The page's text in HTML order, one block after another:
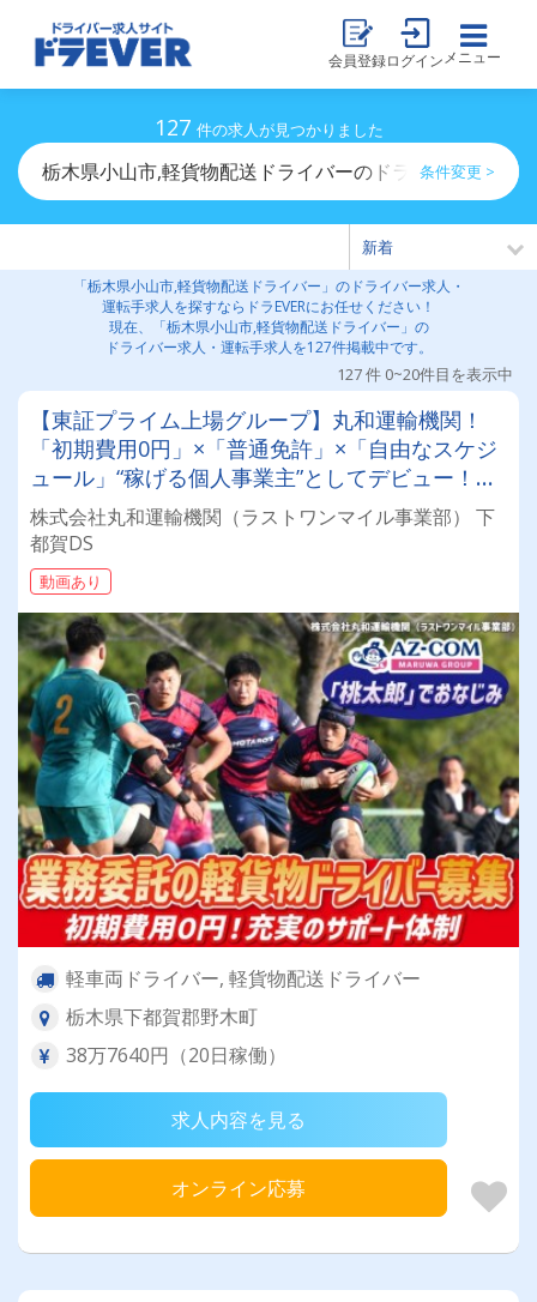
会員登録ログイン メニュー
127 件の求人が見つかりました
栃木県小山市,軽貨物配送ドライバーのドライバー求人・
条件変更 >
「栃木県小山市,軽貨物配送ドライバー」のドライバー求人・
運転手求人を探すならドラEVERにお任せください！
現在、「栃木県小山市,軽貨物配送ドライバー」の
ドライバー求人・運転手求人を127件掲載中です。
127 件 0~20件目を表示中
【東証プライム上場グループ】丸和運輸機関！
「初期費用0円」×「普通免許」×「自由なスケジ
ュール」“稼げる個人事業主”としてデビュー！確
定申告など充実のサポート体制も♪
株式会社丸和運輸機関（ラストワンマイル事業部） 下
都賀DS
動画あり
軽車両ドライバー, 軽貨物配送ドライバー
栃木県下都賀郡野木町
38万7640円（20日稼働）
求人内容を見る
オンライン応募